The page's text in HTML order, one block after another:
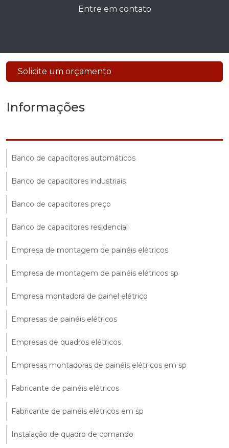
Entre em contato
Solicite um orçamento
Informações
Banco de capacitores automáticos
Banco de capacitores industriais
Banco de capacitores preço
Banco de capacitores residencial
Empresa de montagem de painéis elétricos
Empresa de montagem de painéis elétricos sp
Empresa montadora de painel elétrico
Empresas de painéis elétricos
Empresas de quadros elétricos
Empresas montadoras de painéis elétricos em sp
Fabricante de painéis elétricos
Fabricante de painéis elétricos em sp
Instalação de quadro de comando